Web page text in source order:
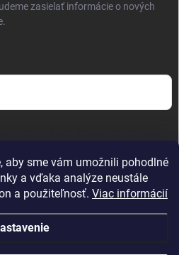
aby sme vám umožnili pohodlné
a vďaka analýze neustále
a použiteľnosť. Viac informácií
zasielať informácie o nových